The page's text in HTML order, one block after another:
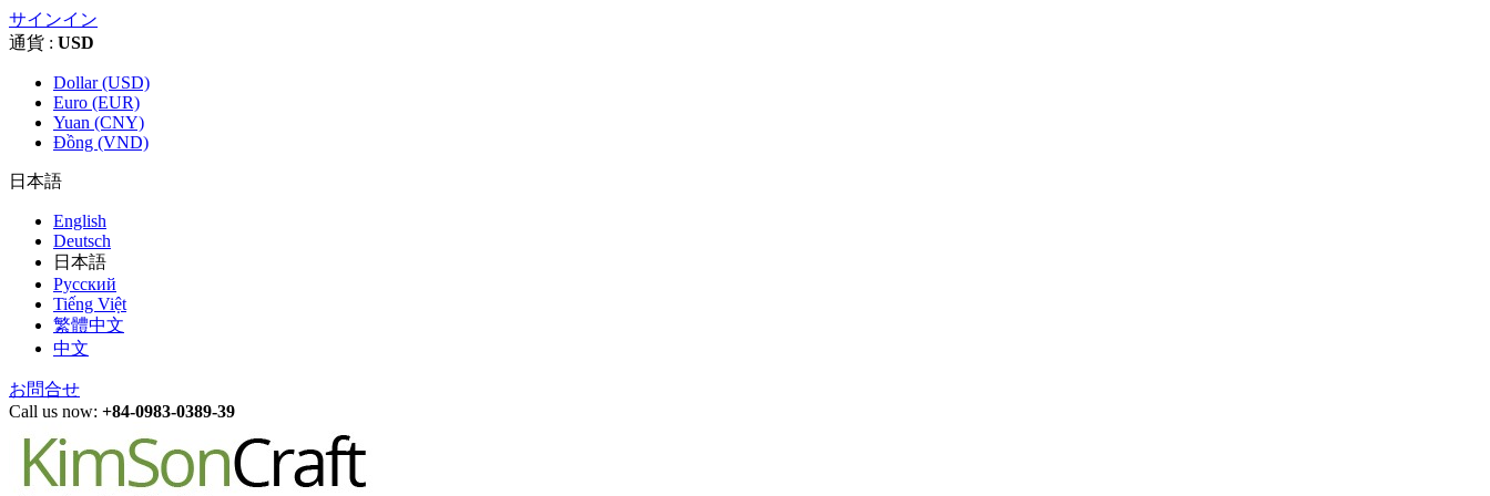
サインイン
通貨 : USD
Dollar (USD)
Euro (EUR)
Yuan (CNY)
Đồng (VND)
日本語
English
Deutsch
日本語
Русский
Tiếng Việt
繁體中文
中文
お問合せ
Call us now: +84-0983-0389-39